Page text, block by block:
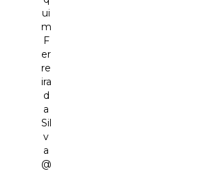
ui
m
F
er
re
ira
d
a
Sil
v
a
@